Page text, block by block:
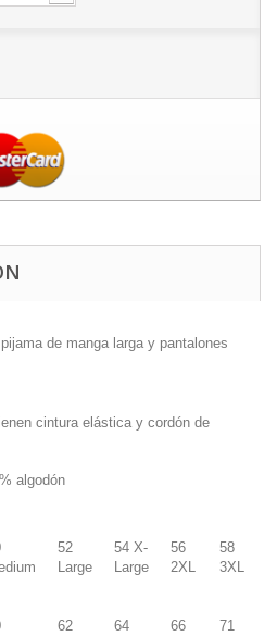
de manga larga y pantalones
cintura elástica y cordón de
algodón
52
Large
54 X-
Large
56
2XL
58
3XL
62 64 66 71